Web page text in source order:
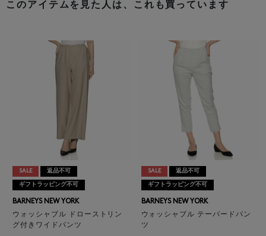
このアイテムを見た人は、これも買っています
SALE 返品不可
ギフトラッピング不可
BARNEYS NEW YORK
ウォッシャブル ドローストリン
グ付きワイドパンツ
SALE 返品不可
ギフトラッピング不可
BARNEYS NEW YORK
ウォッシャブル テーパードパン
ツ